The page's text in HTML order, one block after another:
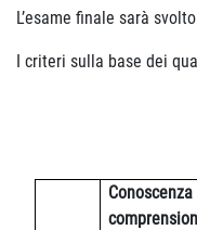
L’esame finale sarà
I criteri sulla base dei
Conoscenza